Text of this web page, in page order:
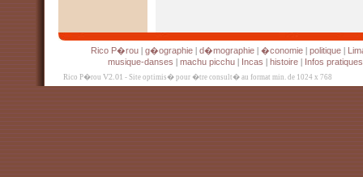
Rico P�rou g�ographie d�mographie �conomie politique
musique-danses
machu picchu Incas histoire Infos pratiques
Rico P�rou V2.01 - Site optimis� pour �tre consult� au format min. de 1024 x 768